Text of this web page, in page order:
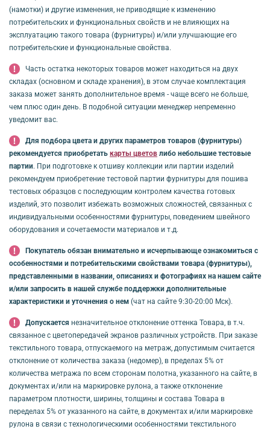
(намотки) и другие изменения, не приводящие к изменению
потребительских и функциональных свойств и не влияющих на
эксплуатацию такого товара (фурнитуры) и/или улучшающие его
потребительские и функциональные свойства.
Часть остатка некоторых товаров может находиться на двух
складах (основном и складе хранения), в этом случае комплектация
заказа может занять дополнительное время - чаще всего не больше,
чем плюс один день. В подобной ситуации менеджер непременно
уведомит вас.
Для подбора цвета и других параметров товаров (фурнитуры)
рекомендуется приобретать карты цветов либо небольшие тестовые
партии. При подготовке к отшиву коллекции или партии изделий
рекомендуем приобретение тестовой партии фурнитуры для пошива
тестовых образцов с последующим контролем качества готовых
изделий, это позволит избежать возможных сложностей, связанных с
индивидуальными особенностями фурнитуры, поведением швейного
оборудования и сочетаемости материалов и т.д.
Покупатель обязан внимательно и исчерпывающе ознакомиться с
особенностями и потребительскими свойствами товара (фурнитуры),
представленными в названии, описаниях и фотографиях на нашем сайте
и/или запросить в нашей службе поддержки дополнительные
характеристики и уточнения о нем (чат на сайте 9:30-20:00 Мск).
Допускается незначительное отклонение оттенка Товара, в т.ч.
связанное с цветопередачей экранов различных устройств. При заказе
текстильного товара, отпускаемого на метраж, допустимым считается
отклонение от количества заказа (недомер), в пределах 5% от
количества метража по всем сторонам полотна, указанного на сайте, в
документах и/или на маркировке рулона, а также отклонение
параметром плотности, ширины, толщины и состава Товара в
переделах 5% от указанного на сайте, в документах и/или маркировке
рулона в связи с технологическими особенностями текстильного